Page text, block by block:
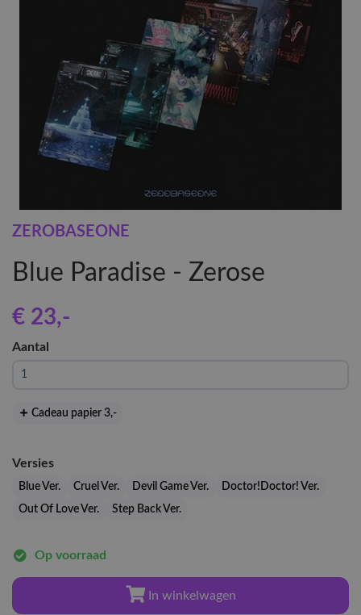
ZEROBASEONE
Blue Paradise - Zerose
€ 23,-
Aantal
Cadeau papier 3,-
Versies
Blue Ver. Cruel Ver. Devil Game Ver.
Doctor!Doctor! Ver.
Out Of Love Ver.
Step Back Ver.
Op voorraad
In winkelwagen